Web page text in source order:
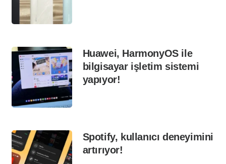
Huawei, HarmonyOS ile
bilgisayar işletim sistemi
yapıyor!
Spotify, kullanıcı deneyimini
artırıyor!